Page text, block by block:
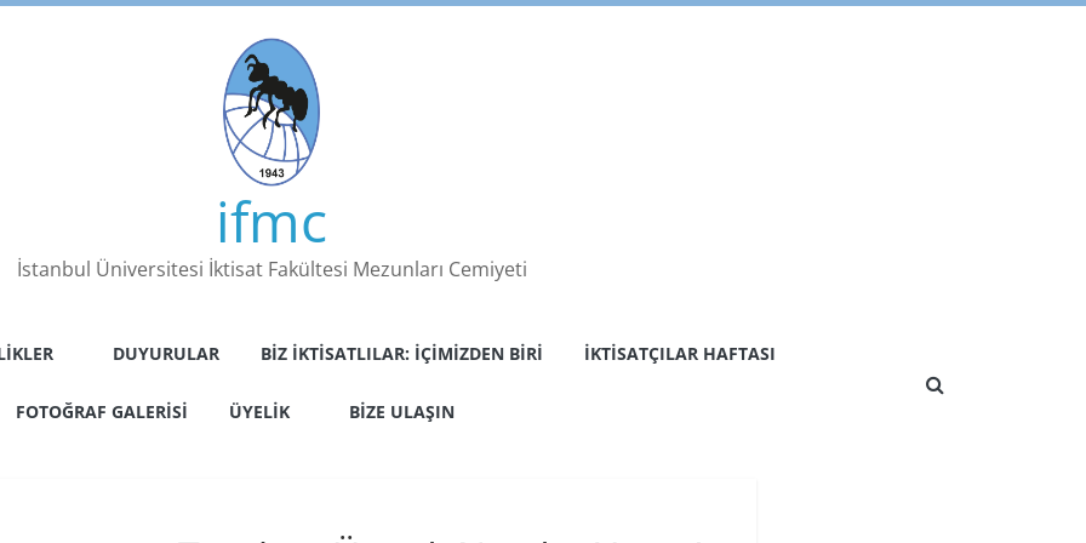
ifmc
İstanbul Üniversitesi İktisat Fakültesi Mezunları Cemiyeti
DUYURULAR BIZ İKTISATLILAR: İÇIMIZDEN BIRI İKTISATÇILAR HAFTASI
FOTOĞRAF GALERISI ÜYELIK BIZE ULAŞIN